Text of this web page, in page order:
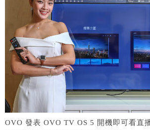
OVO 發表 OVO TV OS 5 開機即可看直